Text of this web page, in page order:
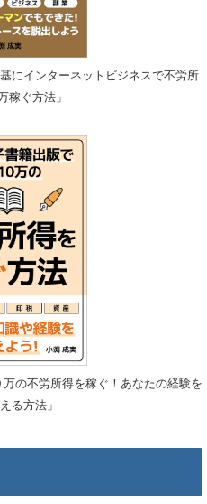
にインターネットビジネスで不労所
稼ぐ方法」
の不労所得を稼ぐ！あなたの経験を
る方法」